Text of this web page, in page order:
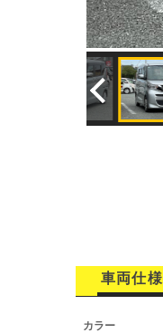
車両仕様
カラー